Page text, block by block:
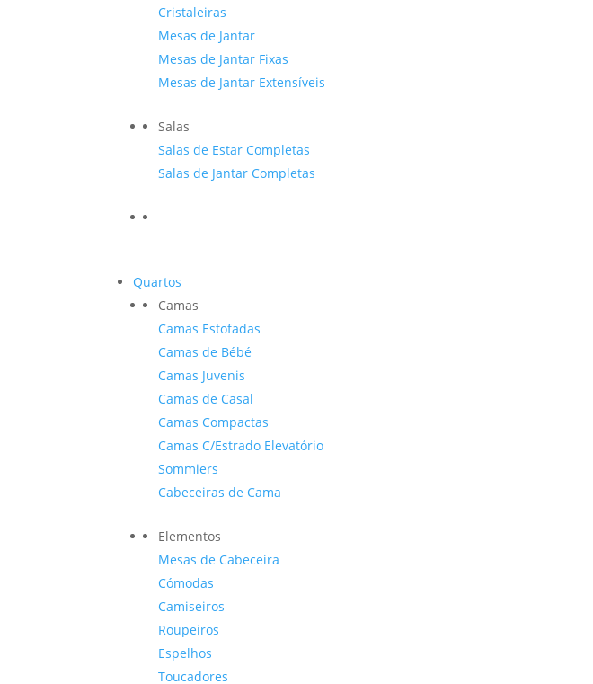
Cristaleiras
Mesas de Jantar
Mesas de Jantar Fixas
Mesas de Jantar Extensíveis
Salas
Salas de Estar Completas
Salas de Jantar Completas
Quartos
Camas
Camas Estofadas
Camas de Bébé
Camas Juvenis
Camas de Casal
Camas Compactas
Camas C/Estrado Elevatório
Sommiers
Cabeceiras de Cama
Elementos
Mesas de Cabeceira
Cómodas
Camiseiros
Roupeiros
Espelhos
Toucadores